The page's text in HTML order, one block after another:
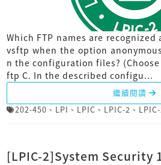
Which FTP names are
vsftp when the option
n the configuration files?
ftp C. In the described configu...
繼續閱讀
202-450 、 LPI 、 LPIC 、 LPIC-2 、
[LPIC-2]System Security